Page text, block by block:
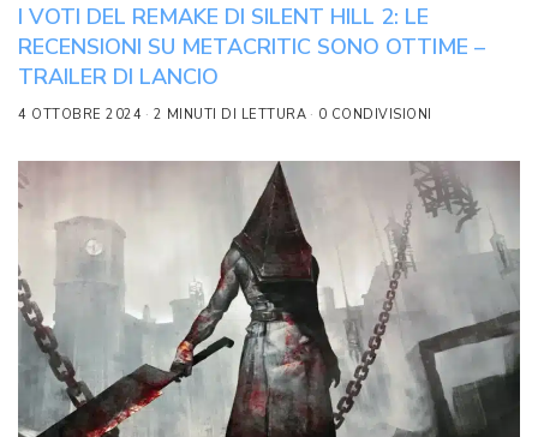
I VOTI DEL REMAKE DI SILENT HILL 2: LE
RECENSIONI SU METACRITIC SONO OTTIME –
TRAILER DI LANCIO
4 OTTOBRE 2024 2 MINUTI DI LETTURA 0 CONDIVISIONI